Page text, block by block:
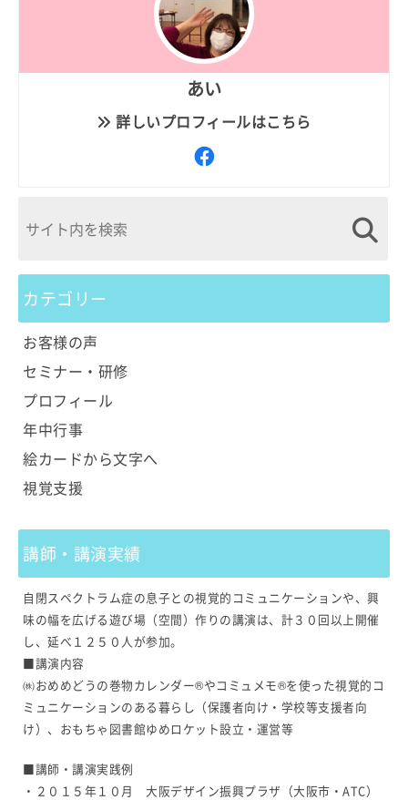
あい
詳しいプロフィールはこちら
カテゴリー
お客様の声
セミナー・研修
プロフィール
年中行事
絵カードから文字へ
視覚支援
講師・講演実績
自閉スペクトラム症の息子との視覚的コミュニケーションや、興
味の幅を広げる遊び場（空間）作りの講演は、計３０回以上開催
し、延べ１２５０人が参加。
■講演内容
㈱おめめどうの巻物カレンダー®やコミュメモ®を使った視覚的コ
ミュニケーションのある暮らし（保護者向け・学校等支援者向
け）、おもちゃ図書館ゆめロケット設立・運営等
■講師・講演実践例
・２０１５年１０月 大阪デザイン振興プラザ（大阪市・ATC）